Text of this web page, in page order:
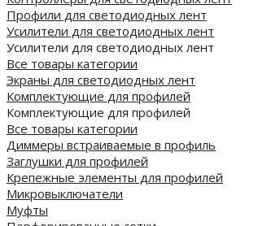
Профили для светодиодных лент
Усилители для светодиодных лент
Усилители для светодиодных лент
Все товары категории
Экраны для светодиодных лент
Комплектующие для профилей
Комплектующие для профилей
Все товары категории
Диммеры встраиваемые в профиль
Заглушки для профилей
Крепежные элементы для профилей
Микровыключатели
Муфты